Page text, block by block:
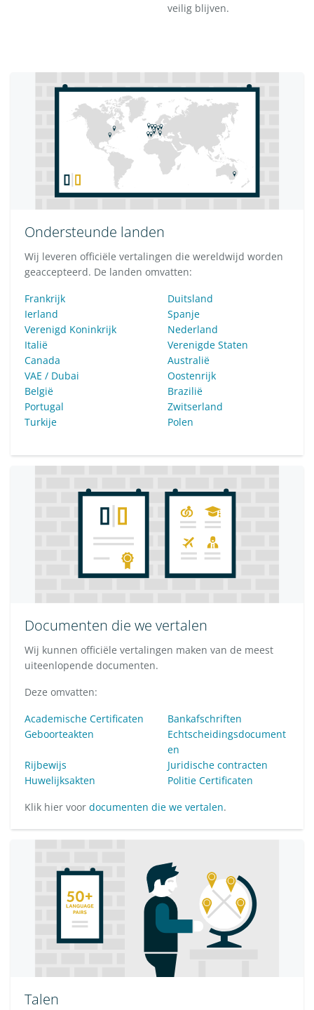
veilig blijven.
Ondersteunde landen
Wij leveren officiële vertalingen die wereldwijd worden
geaccepteerd. De landen omvatten:
Frankrijk
Duitsland
Ierland
Spanje
Verenigd Koninkrijk
Nederland
Italië
Verenigde Staten
Canada
Australië
VAE / Dubai
Oostenrijk
België
Brazilië
Portugal
Zwitserland
Turkije
Polen
Documenten die we vertalen
Wij kunnen officiële vertalingen maken van de meest
uiteenlopende documenten.
Deze omvatten:
Academische Certificaten
Bankafschriften
Geboorteakten
Echtscheidingsdocument
en
Rijbewijs
Juridische contracten
Huwelijksakten
Politie Certificaten
Klik hier voor documenten die we vertalen.
Talen